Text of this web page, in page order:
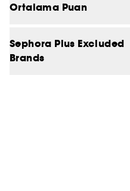
Özel Teklif 10
Ortalama Puan
5/5 2
Sephora Plus Excluded
Brands